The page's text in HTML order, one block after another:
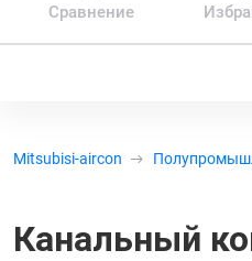
Сравнение
Mitsubisi-aircon
Канальный